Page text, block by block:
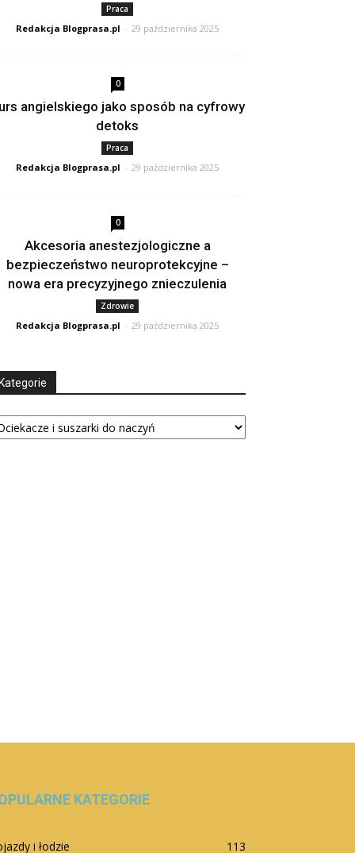
Praca
Redakcja Blogprasa.pl - 29 października 2025
0
angielskiego jako sposób na cyfrowy
detoks
Praca
Redakcja Blogprasa.pl - 29 października 2025
0
Akcesoria anestezjologiczne a
bezpieczeństwo neuroprotekcyjne –
nowa era precyzyjnego znieczulenia
Zdrowie
Redakcja Blogprasa.pl - 29 października 2025
KATEGORIE
i łodzie 113